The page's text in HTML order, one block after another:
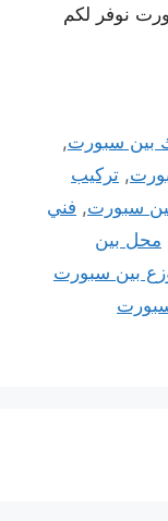
نوفر لكم
بين سبورت,
, تركيب
سبورت, فني
محل بين
بين سبورت